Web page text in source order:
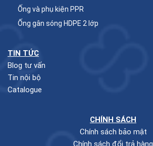
Ống và phụ kiện PPR
Ống gân sóng HDPE 2 lớp
TIN TỨC
Blog tư vấn
Tin nội bộ
Catalogue
CHÍNH SÁCH
Chính sách bảo mật
Chính sách đổi trả hàng